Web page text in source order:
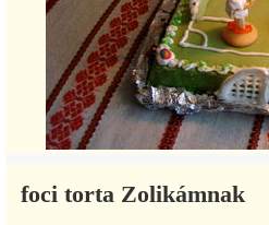
foci torta Zolikámnak